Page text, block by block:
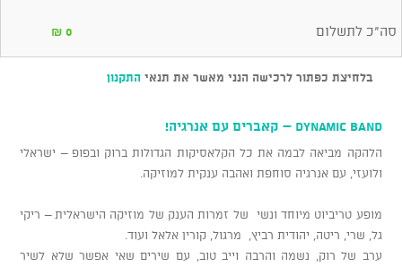
סה"כ לתשלום 0
₪
בלחיצת כפתור לרכישה הנני מאשר את תנאיהתקנון
Dynamic Band – קאברים עם אנרגיה!
הלהקה מביאה לבמה את כל הקלאסיקות הגדולות ברוק ובפופ – ישראלי
ולועזי, עם אנרגיה סוחפת ואהבה ענקית למוזיקה.
מופע טריביוט מיוחד ונשי של זמרות הענק של מוזיקה הישראלית – ריקי
גל, שרי, ריטה, יהודית רביץ, מרגול, קורין אלאל ועוד.
ערב של רוק, נשמה והרבה וייב טוב, עם שירים שאי אפשר שלא לשיר